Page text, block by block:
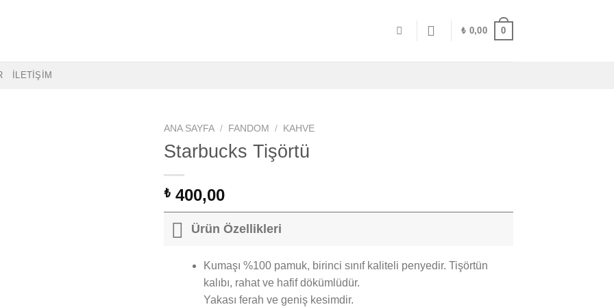
₺ 0,00 0
İLETİŞİM
ANA SAYFA / FANDOM / KAHVE
Starbucks Tişörtü
₺ 400,00
Ürün Özellikleri
Kumaşı %100 pamuk, birinci sınıf kaliteli penyedir. Tişörtün
kalıbı, rahat ve hafif dökümlüdür.
Yakası ferah ve geniş kesimdir.